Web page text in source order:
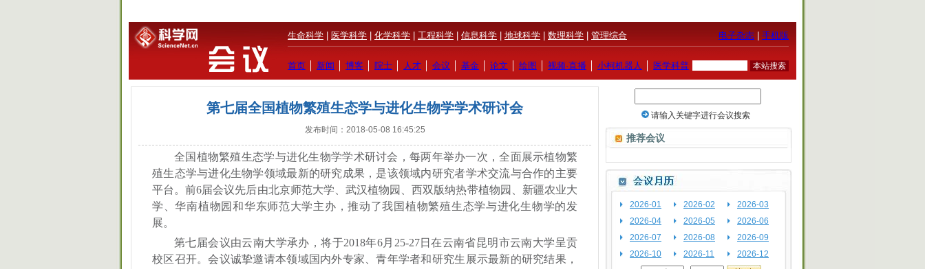
生命科学 医学科学 化学科学 工程科学 信息科学 地球科学 数理科学 管理综合 电子杂志 手机版
首页 新闻 博客 院士 人才 会议 基金 论文 绘图 视频·直播 小柯机器人 医学科普
第七届全国植物繁殖生态学与进化生物学学术研讨会
发布时间：2018-05-08 16:45:25
全国植物繁殖生态学与进化生物学学术研讨会 ，每两年举办一次，全面展示植物繁
殖生态学与进化生物学领域最新的研究成果，是该领域内研究者学术交流与合作的主要
平台。前6届会议先后由北京师范大学、武汉植物园、西双版纳热带植物园、新疆农业大
学、华南植物园和华东师范大学主办，推动了我国 植物繁殖生态学与进化生物学的发
展。
第七届会议由云南大学承办，将于2018年6月 25-27日在云南省昆明市云南大学呈贡
校区召开。会议诚挚邀请本领域国内外专家、青年学者和研究生展示最新的研究结果，
推荐会议
2026-01
2026-04
2026-07
2026-10
2026-02
2026-05
2026-08
2026-11
2026-03
2026-06
2026-09
2026-12